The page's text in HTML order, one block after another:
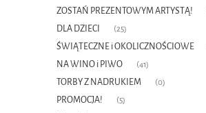
ZOSTAŃ PREZENTOWYM ARTYSTĄ!
DLA DZIECI (25)
ŚWIĄTECZNE i OKOLICZNOŚCIOWE
NA WINO i PIWO (41)
TORBY Z NADRUKIEM (0)
PROMOCJA! (5)